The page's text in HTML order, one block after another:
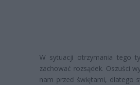
W sytuacji otrzymania tego
zachować rozsądek. Oszuści
nam przed świętami, dlatego